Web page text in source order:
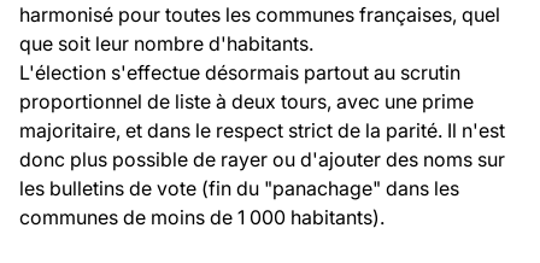
harmonisé pour toutes les communes françaises, quel
que soit leur nombre d'habitants.
L'élection s'effectue désormais partout au scrutin
proportionnel de liste à deux tours, avec une prime
majoritaire, et dans le respect strict de la parité. Il n'est
donc plus possible de rayer ou d'ajouter des noms sur
les bulletins de vote (fin du "panachage" dans les
communes de moins de 1 000 habitants).